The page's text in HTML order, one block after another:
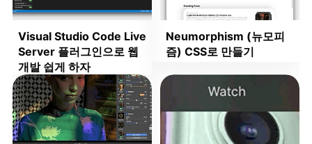
Visual Studio Code Live
Server 플러그인으로 웹
개발 쉽게 하자
Neumorphism (뉴모피
즘) CSS로 만들기